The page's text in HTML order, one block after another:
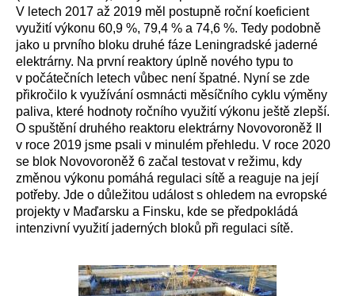
V letech 2017 až 2019 měl postupně roční koeficient
využití výkonu 60,9 %, 79,4 % a 74,6 %. Tedy podobně
jako u prvního bloku druhé fáze Leningradské jaderné
elektrárny. Na první reaktory úplně nového typu to
v počátečních letech vůbec není špatné. Nyní se zde
přikročilo k využívání osmnácti měsíčního cyklu výměny
paliva, které hodnoty ročního využití výkonu ještě zlepší.
O spuštění druhého reaktoru elektrárny Novovoroněž II
v roce 2019 jsme psali v minulém přehledu. V roce 2020
se blok Novovoroněž 6 začal testovat v režimu, kdy
změnou výkonu pomáhá regulaci sítě a reaguje na její
potřeby. Jde o důležitou událost s ohledem na evropské
projekty v Maďarsku a Finsku, kde se předpokládá
intenzivní využití jaderných bloků při regulaci sítě.